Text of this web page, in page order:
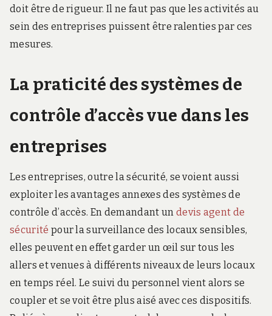
doit être de rigueur. Il ne faut pas que les activités au
sein des entreprises puissent être ralenties par ces
mesures.
La praticité des systèmes de
contrôle d’accès vue dans les
entreprises
Les entreprises, outre la sécurité, se voient aussi
exploiter les avantages annexes des systèmes de
contrôle d’accès. En demandant un devis agent de
sécurité pour la surveillance des locaux sensibles,
elles peuvent en effet garder un œil sur tous les
allers et venues à différents niveaux de leurs locaux
en temps réel. Le suivi du personnel vient alors se
coupler et se voit être plus aisé avec ces dispositifs.